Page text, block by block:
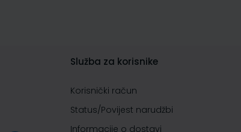
Služba za korisnike
Korisnički račun
Status/Povijest narudžbi
Informacije o dostavi